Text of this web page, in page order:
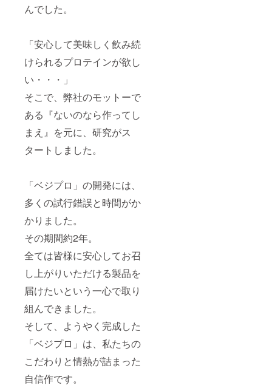
んでした。
「安心して美味しく飲み続
けられるプロテインが欲し
い・・・」
そこで、弊社のモットーで
ある『ないのなら作ってし
まえ』を元に、研究がス
タートしました。
「ベジプロ」の開発には、
多くの試行錯誤と時間がか
かりました。
その期間約2年。
全ては皆様に安心してお召
し上がりいただける製品を
届けたいという一心で取り
組んできました。
そして、ようやく完成した
「ベジプロ」は、私たちの
こだわりと情熱が詰まった
自信作です。